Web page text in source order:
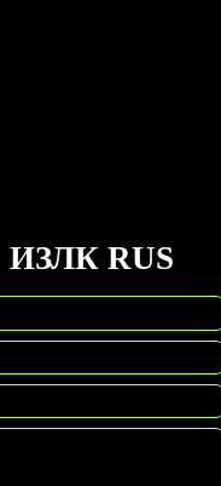
ИЗЛК RUS